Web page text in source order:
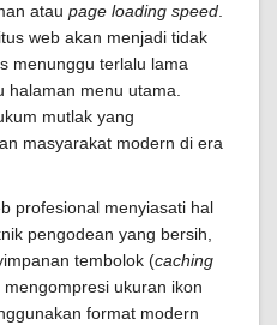
atau page loading speed
web akan menjadi tidak
menunggu terlalu lama
halaman menu utama.
mutlak yang
masyarakat modern di era
profesional menyiasati hal
pengodean yang bersih,
tembolok (caching
ukuran ikon
format modern